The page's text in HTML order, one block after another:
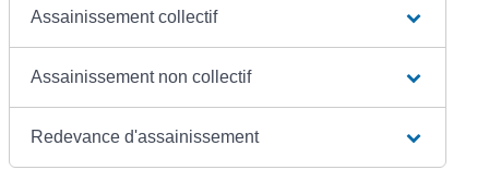
Assainissement collectif
Assainissement non collectif
Redevance d'assainissement